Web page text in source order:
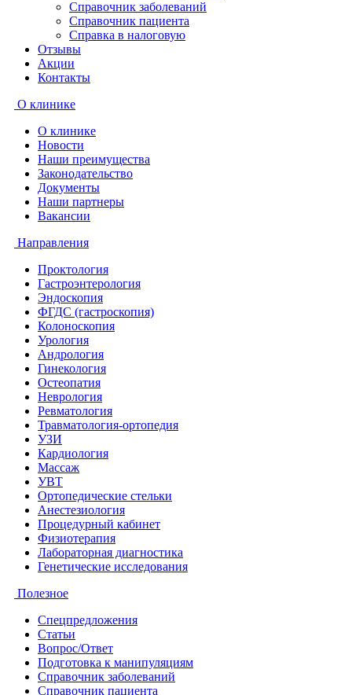
Справочник заболеваний
Справочник пациента
Справка в налоговую
Отзывы
Акции
Контакты
О клинике
О клинике
Новости
Наши преимущества
Законодательство
Документы
Наши партнеры
Вакансии
Направления
Проктология
Гастроэнтерология
Эндоскопия
ФГДС (гастроскопия)
Колоноскопия
Урология
Андрология
Гинекология
Остеопатия
Неврология
Ревматология
Травматология-ортопедия
УЗИ
Кардиология
Массаж
УВТ
Ортопедические стельки
Анестезиология
Процедурный кабинет
Физиотерапия
Лабораторная диагностика
Генетические исследования
Полезное
Спецпредложения
Статьи
Вопрос/Ответ
Подготовка к манипуляциям
Справочник заболеваний
Справочник пациента